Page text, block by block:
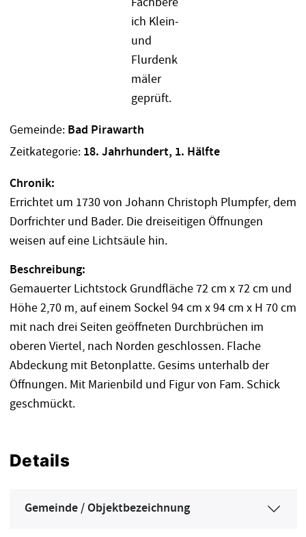
Gemeinde: Bad Pirawarth
Zeitkategorie: 18. Jahrhundert, 1. Hälfte
Chronik:
Errichtet um 1730 von Johann Christoph Plumpfer, dem
Dorfrichter und Bader. Die dreiseitigen Öffnungen
weisen auf eine Lichtsäule hin.
Beschreibung:
Gemauerter Lichtstock Grundfläche 72 cm x 72 cm und
Höhe 2,70 m, auf einem Sockel 94 cm x 94 cm x H 70 cm
mit nach drei Seiten geöffneten Durchbrüchen im
oberen Viertel, nach Norden geschlossen. Flache
Abdeckung mit Betonplatte. Gesims unterhalb der
Öffnungen. Mit Marienbild und Figur von Fam. Schick
geschmückt.
Details
Gemeinde / Objektbezeichnung